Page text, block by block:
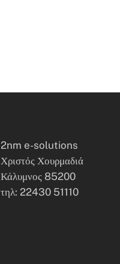
2nm e-solutions
Χριστός Χουρμαδιά
Κάλυμνος 85200
τηλ: 22430 51110